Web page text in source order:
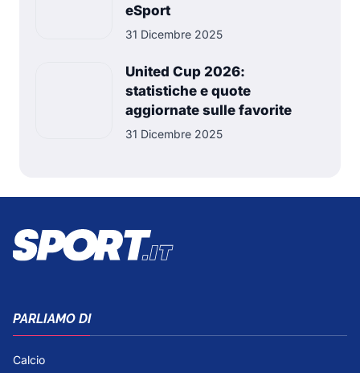
eSport
31 Dicembre 2025
United Cup 2026:
statistiche e quote
aggiornate sulle favorite
31 Dicembre 2025
PARLIAMO DI
Calcio